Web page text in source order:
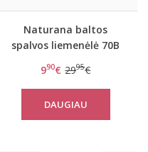
Naturana baltos
spalvos liemenėlė 70B
990€ 2995€
DAUGIAU